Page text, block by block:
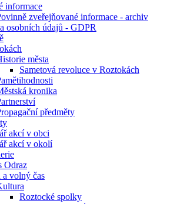
informace
zveřejňované informace - archiv
osobních údajů - GDPR
města
Sametová revoluce v Roztokách
kronika
předměty
akcí v obci
akcí v okolí
Odraz
volný čas
Roztocké spolky